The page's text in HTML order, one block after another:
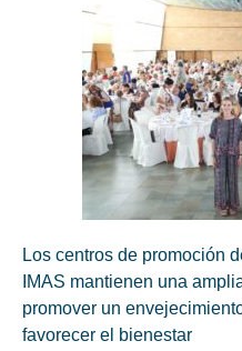
Los centros de promoción
IMAS mantienen una
promover un
favorecer el bienestar